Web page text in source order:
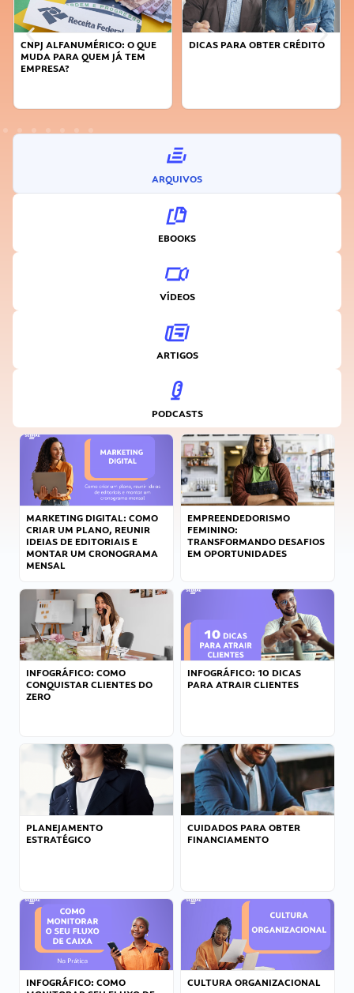
O QUE
JÁ TEM
DICAS PARA OBTER CRÉDITO
FAÇA A
ARQUIVOS
EBOOKS
VÍDEOS
ARTIGOS
PODCASTS
MARKETING DIGITAL: COMO
CRIAR UM PLANO, REUNIR
IDEIAS DE EDITORIAIS E
MONTAR UM CRONOGRAMA
MENSAL
EMPREENDEDORISMO
FEMININO:
TRANSFORMANDO DESAFIOS
EM OPORTUNIDADES
INFOGRÁFICO: COMO
CONQUISTAR CLIENTES DO
ZERO
INFOGRÁFICO: 10 DICAS
PARA ATRAIR CLIENTES
PLANEJAMENTO
ESTRATÉGICO
CUIDADOS PARA OBTER
FINANCIAMENTO
INFOGRÁFICO: COMO
CULTURA ORGANIZACIONAL